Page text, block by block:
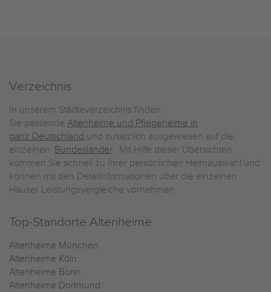
Verzeichnis
In unserem Städteverzeichnis finden
Sie passende Altenheime und Pflegeheime in
ganz Deutschland und zusätzlich ausgewiesen auf die
einzelnen Bundesländer. Mit Hilfe dieser Übersichten
kommen Sie schnell zu Ihrer persönlichen Heimauswahl und
können mit den Detailinformationen über die einzelnen
Häuser Leistungsvergleiche vornehmen.
Top-Standorte Altenheime
Altenheime München
Altenheime Köln
Altenheime Bonn
Altenheime Dortmund